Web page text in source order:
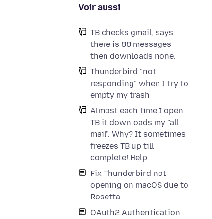
Voir aussi
TB checks gmail, says
there is 88 messages
then downloads none.
Thunderbird "not
responding" when I try to
empty my trash
Almost each time I open
TB it downloads my "all
mail". Why? It sometimes
freezes TB up till
complete! Help
Fix Thunderbird not
opening on macOS due to
Rosetta
OAuth2 Authentication